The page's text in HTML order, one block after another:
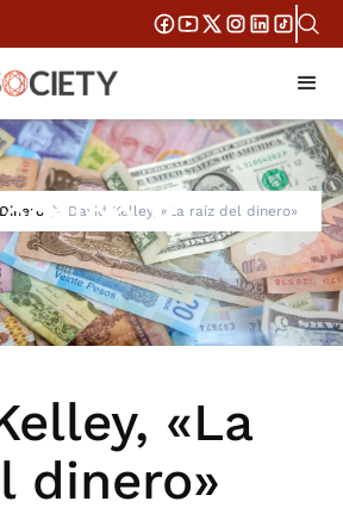
Dinero David Kelley, «La raíz del dinero»
9
«La
dinero»